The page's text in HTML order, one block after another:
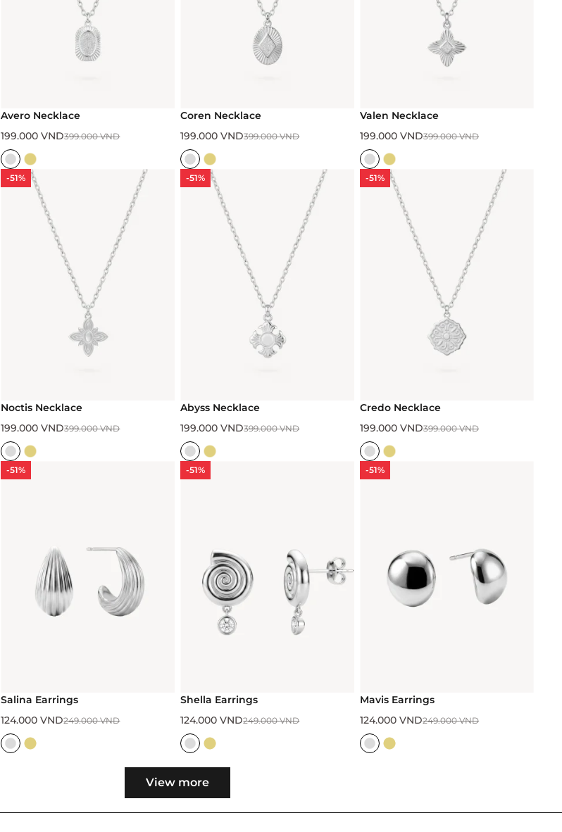
Avero Necklace
399.000VND
199.000VND
Coren Necklace
399.000VND
199.000VND
Valen Necklace
399.000VND
199.000VND
-51%
Noctis Necklace
399.000VND
199.000VND
-51%
Abyss Necklace
399.000VND
199.000VND
-51%
Credo Necklace
399.000VND
199.000VND
-51%
Salina Earrings
249.000VND
124.000VND
-51%
Shella Earrings
249.000VND
124.000VND
-51%
Mavis Earrings
249.000VND
124.000VND
View more